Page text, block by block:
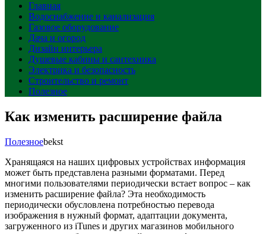
Главная
Водоснабжение и канализация
Газовое оборудование
Дача и огород
Дизайн интерьера
Душевые кабины и сантехника
Электрика и безопасность
Строительство и ремонт
Полезное
Как изменить расширение файла
Полезноеbekst
Хранящаяся на наших цифровых устройствах информация
может быть представлена разными форматами. Перед
многими пользователями периодически встает вопрос – как
изменить расширение файла? Эта необходимость
периодически обусловлена потребностью перевода
изображения в нужный формат, адаптации документа,
загруженного из iTunes и других магазинов мобильного